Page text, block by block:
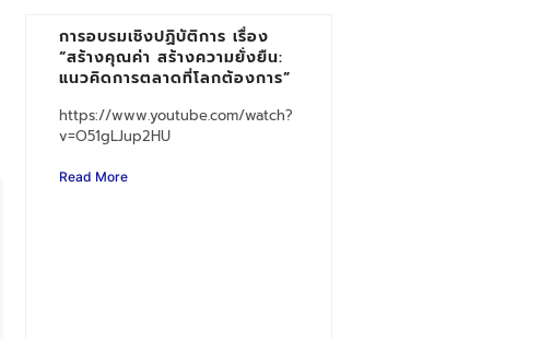
การอบรมเชิงปฏิบัติการ เรื่อง
“สร้างคุณค่า สร้างความยั่งยืน:
แนวคิดการตลาดที่โลกต้องการ”
https://www.youtube.com/watch?
v=O51gLJup2HU
Read More